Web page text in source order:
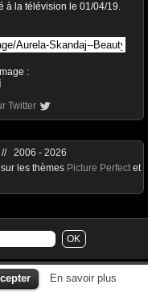
à la télévision le 01/04/19.
:
Twitter
En savoir plus
2006 - 2026
les thèmes Picture Perfect et